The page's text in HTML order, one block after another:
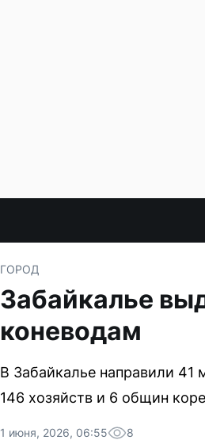
ГОРОД
Забайкалье
коневодам
В Забайкалье направили 41
146 хозяйств и 6 общин
1 июня, 2026, 06:55 8